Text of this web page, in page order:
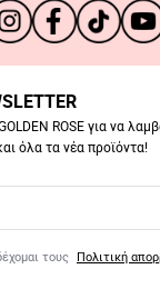
ROSE για να
όλα τα νέα προϊόντα!
τους Πολιτική